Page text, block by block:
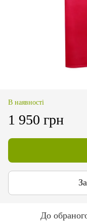
В наявності
1 950 грн
До